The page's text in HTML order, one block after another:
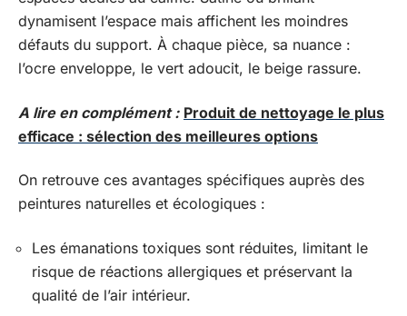
dynamisent l’espace mais affichent les moindres
défauts du support. À chaque pièce, sa nuance :
l’ocre enveloppe, le vert adoucit, le beige rassure.
A lire en complément : Produit de nettoyage le plus
efficace : sélection des meilleures options
On retrouve ces avantages spécifiques auprès des
peintures naturelles et écologiques :
Les émanations toxiques sont réduites, limitant le
risque de réactions allergiques et préservant la
qualité de l’air intérieur.